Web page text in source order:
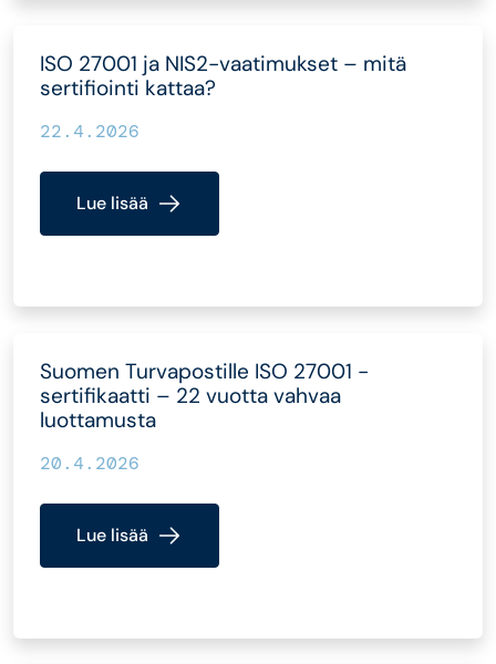
ISO 27001 ja NIS2-vaatimukset – mitä
sertifiointi kattaa?
22.4.2026
Lue lisää
Suomen Turvapostille ISO 27001 -
sertifikaatti – 22 vuotta vahvaa
luottamusta
20.4.2026
Lue lisää